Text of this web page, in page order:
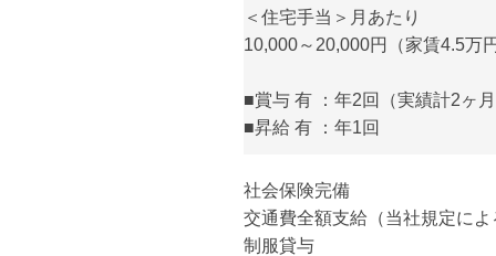
＜住宅手当＞月あたり
10,000～20,000円（家賃4.5万
■賞与 有 ：年2回（実績計2ヶ
■昇給 有 ：年1回
社会保険完備
交通費全額支給（当社規定によ
制服貸与